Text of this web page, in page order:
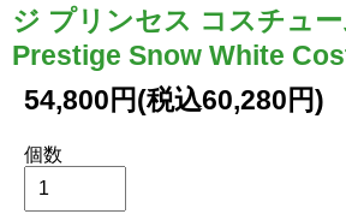
ジ プリンセス コスチュ
Prestige Snow White
54,800円(税込60,280円)
個数